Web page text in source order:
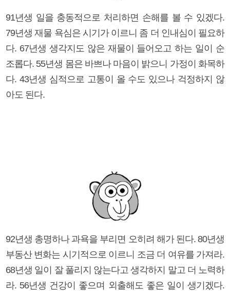
91년생 일을 충동적으로 처리하면 손해를 볼 수 있겠다.
79년생 재물 욕심은 시기가 이르니 좀 더 인내심이 필요하
다. 67년생 생각지도 않은 재물이 들어오고 하는 일이 순
조롭다. 55년생 몸은 바쁘나 마음이 밝으니 가정이 화목하
다. 43년생 심적으로 고통이 올 수도 있으나 걱정하지 않
아도 된다.
92년생 총명하나 과욕을 부리면 오히려 해가 된다. 80년생
부동산 변화는 시기적으로 이르니 조금 더 여유를 가져라.
68년생 일이 잘 풀리지 않는다고 생각하지 말고 더 노력하
라. 56년생 건강이 좋으며 외출해도 좋은 일이 생기겠다.